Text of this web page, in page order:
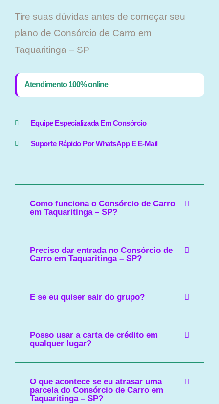
Tire suas dúvidas antes de começar seu
plano ​de Consórcio de Carro em
Taquaritinga – SP
Atendimento 100% online
Equipe Especializada Em Consórcio
Suporte Rápido Por WhatsApp E E-Mail
Como funciona o Consórcio de Carro
em Taquaritinga – SP?
Preciso dar entrada no Consórcio de
Carro em Taquaritinga – SP?
E se eu quiser sair do grupo?
Posso usar a carta de crédito em
qualquer lugar?
O que acontece se eu atrasar uma
parcela do Consórcio de Carro em
Taquaritinga – SP?